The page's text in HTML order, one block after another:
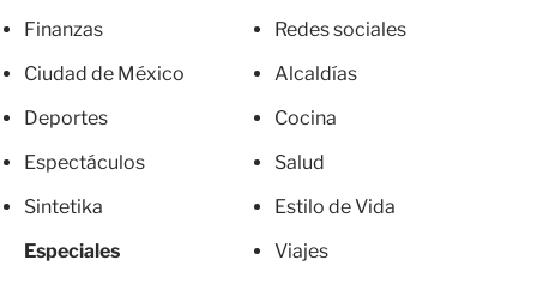
Finanzas
Ciudad de México
Deportes
Espectáculos
Sintetika
Especiales
Redes sociales
Alcaldías
Cocina
Salud
Estilo de Vida
Viajes